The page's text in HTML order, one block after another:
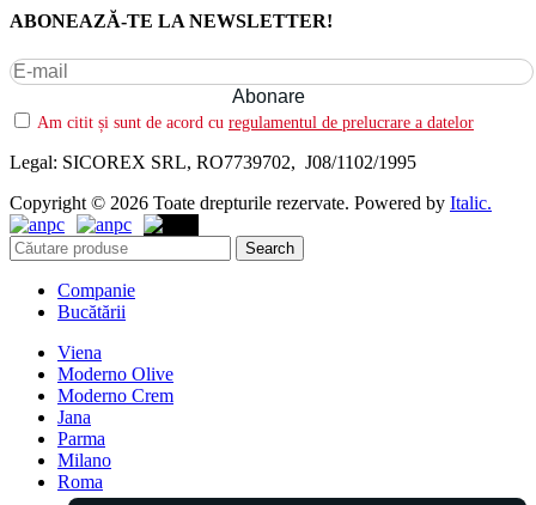
ABONEAZĂ-TE LA NEWSLETTER!
Am citit și sunt de acord cu regulamentul de prelucrare a datelor
Legal: SICOREX SRL, RO7739702, J08/1102/1995
Copyright © 2026 Toate drepturile rezervate. Powered by Italic.
Search
Companie
Bucătării
Viena
Moderno Olive
Moderno Crem
Jana
Parma
Milano
Roma